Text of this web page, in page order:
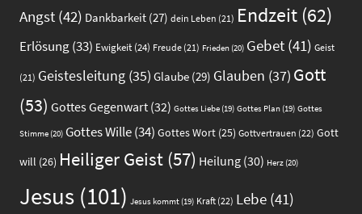
Angst (42) Dankbarkeit (27) dein Leben (21) Endzeit (62)
Erlösung(33) Ewigkeit (24) Freude (21) Frieden (20) Gebet (41) Geist
(21) Geistesleitung (35) Glaube (29) Glauben (37) Gott
(53) Gottes Gegenwart (32) Gottes Liebe (19) Gottes Plan (19) Gottes
Stimme (20) Gottes Wille(34) Gottes Wort (25) Gottvertrauen (22) Gott
will (26) Heiliger Geist (57) Heilung (30) Herz (20)
Jesus (101) Jesus kommt (19) Kraft (22) Lebe (41)